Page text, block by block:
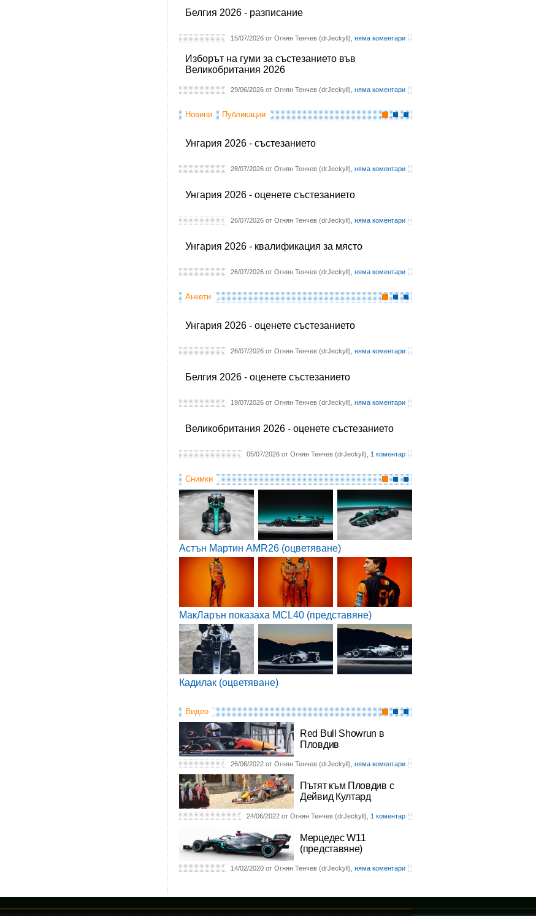
Белгия 2026 - разписание
15/07/2026 от Огнян Тенчев (drJeckyll), няма коментари
Изборът на гуми за състезанието във
Великобритания 2026
29/06/2026 от Огнян Тенчев (drJeckyll), няма коментари
Новини Публикации
Унгария 2026 - състезанието
28/07/2026 от Огнян Тенчев (drJeckyll), няма коментари
Унгария 2026 - оценете състезанието
26/07/2026 от Огнян Тенчев (drJeckyll), няма коментари
Унгария 2026 - квалификация за място
26/07/2026 от Огнян Тенчев (drJeckyll), няма коментари
Анкети
Унгария 2026 - оценете състезанието
26/07/2026 от Огнян Тенчев (drJeckyll), няма коментари
Белгия 2026 - оценете състезанието
19/07/2026 от Огнян Тенчев (drJeckyll), няма коментари
Великобритания 2026 - оценете състезанието
05/07/2026 от Огнян Тенчев (drJeckyll), 1 коментар
Снимки
Астън Мартин AMR26 (оцветяване)
МакЛарън показаха MCL40 (представяне)
Кадилак (оцветяване)
Видео
Red Bull Showrun в
Пловдив
26/06/2022 от Огнян Тенчев (drJeckyll), няма коментари
Пътят към Пловдив с
Дейвид Култард
24/06/2022 от Огнян Тенчев (drJeckyll), 1 коментар
Мерцедес W11
(представяне)
14/02/2020 от Огнян Тенчев (drJeckyll), няма коментари